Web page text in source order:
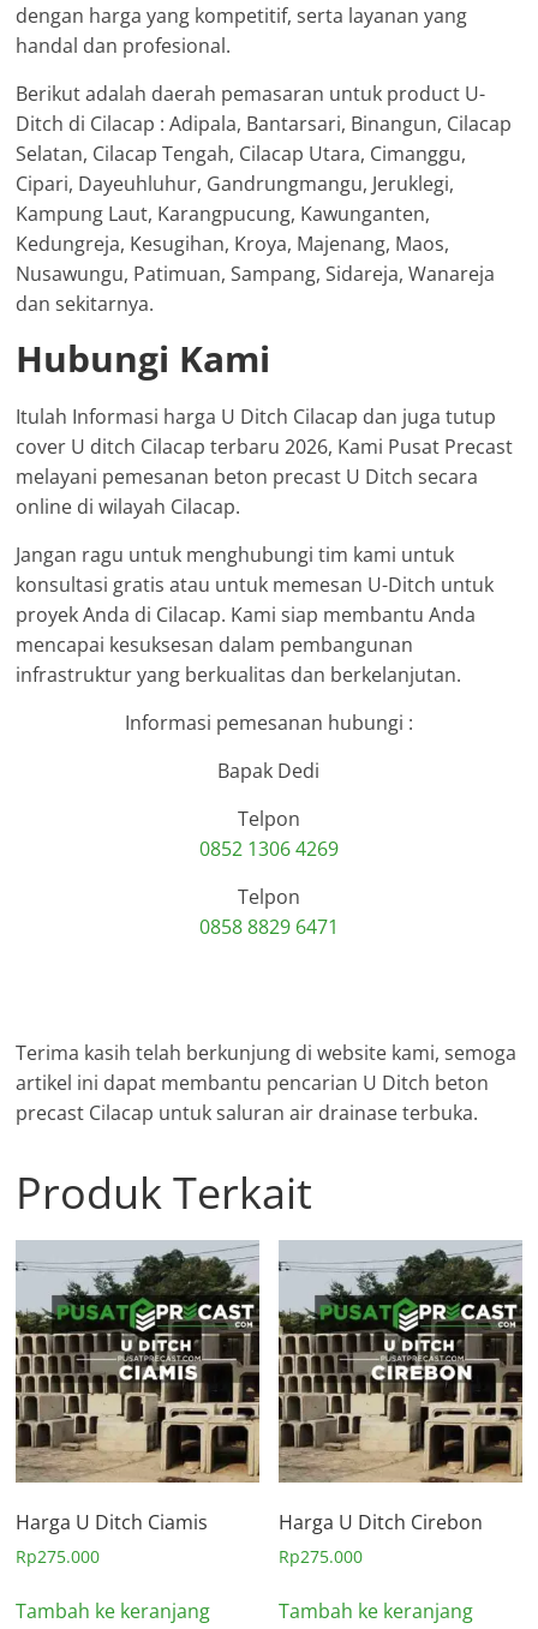
dengan harga yang kompetitif, serta layanan yang
handal dan profesional.
Berikut adalah daerah pemasaran untuk product U-
Ditch di Cilacap : Adipala, Bantarsari, Binangun, Cilacap
Selatan, Cilacap Tengah, Cilacap Utara, Cimanggu,
Cipari, Dayeuhluhur, Gandrungmangu, Jeruklegi,
Kampung Laut, Karangpucung, Kawunganten,
Kedungreja, Kesugihan, Kroya, Majenang, Maos,
Nusawungu, Patimuan, Sampang, Sidareja, Wanareja
dan sekitarnya.
Hubungi Kami
Itulah Informasi harga U Ditch Cilacap dan juga tutup
cover U ditch Cilacap terbaru 2026, Kami Pusat Precast
melayani pemesanan beton precast U Ditch secara
online di wilayah Cilacap.
Jangan ragu untuk menghubungi tim kami untuk
konsultasi gratis atau untuk memesan U-Ditch untuk
proyek Anda di Cilacap. Kami siap membantu Anda
mencapai kesuksesan dalam pembangunan
infrastruktur yang berkualitas dan berkelanjutan.
Informasi pemesanan hubungi :
Bapak Dedi
Telpon
0852 1306 4269
Telpon
0858 8829 6471
Terima kasih telah berkunjung di website kami, semoga
artikel ini dapat membantu pencarian U Ditch beton
precast Cilacap untuk saluran air drainase terbuka.
Produk Terkait
Harga U Ditch Ciamis
Rp275.000
Tambah ke keranjang
Harga U Ditch Cirebon
Rp275.000
Tambah ke keranjang